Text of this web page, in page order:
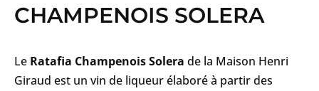
CHAMPENOIS SOLERA
Le Ratafia Champenois Solera de la Maison Henri
Giraud est un vin de liqueur élaboré à partir des